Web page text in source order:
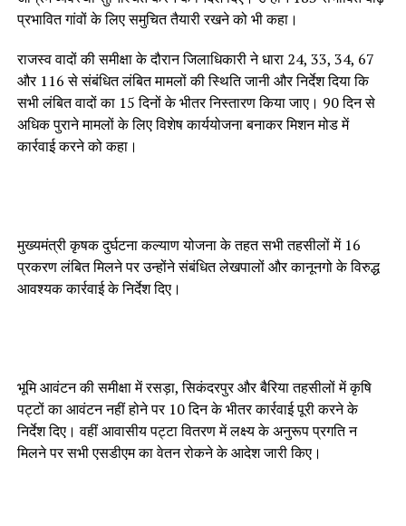
प्रभावित गांवों के लिए समुचित तैयारी रखने को भी कहा।
राजस्व वादों की समीक्षा के दौरान जिलाधिकारी ने धारा 24, 33, 34, 67
और 116 से संबंधित लंबित मामलों की स्थिति जानी और निर्देश दिया कि
सभी लंबित वादों का 15 दिनों के भीतर निस्तारण किया जाए। 90 दिन से
अधिक पुराने मामलों के लिए विशेष कार्ययोजना बनाकर मिशन मोड में
कार्रवाई करने को कहा।
मुख्यमंत्री कृषक दुर्घटना कल्याण योजना के तहत सभी तहसीलों में 16
प्रकरण लंबित मिलने पर उन्होंने संबंधित लेखपालों और कानूनगो के विरुद्ध
आवश्यक कार्रवाई के निर्देश दिए।
भूमि आवंटन की समीक्षा में रसड़ा, सिकंदरपुर और बैरिया तहसीलों में कृषि
पट्टों का आवंटन नहीं होने पर 10 दिन के भीतर कार्रवाई पूरी करने के
निर्देश दिए। वहीं आवासीय पट्टा वितरण में लक्ष्य के अनुरूप प्रगति न
मिलने पर सभी एसडीएम का वेतन रोकने के आदेश जारी किए।